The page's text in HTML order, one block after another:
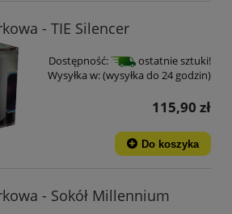
- TIE Silencer
Dostępność:
ostatnie sztuki!
Wysyłka w:(wysyłka do 24 godzin)
115,90 zł
Do koszyka
- Sokół Millennium